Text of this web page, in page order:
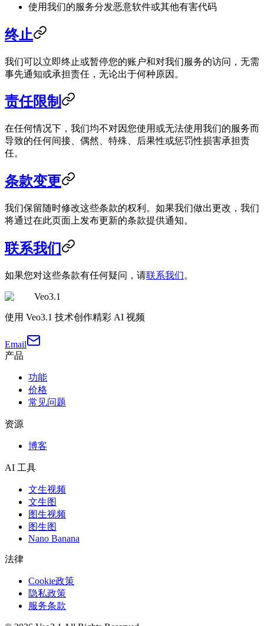
使用我们的服务分发恶意软件或其他有害代码
终止
我们可以立即终止或暂停您的账户和对我们服务的访问，无需
事先通知或承担责任，无论出于何种原因。
责任限制
在任何情况下，我们均不对因您使用或无法使用我们的服务而
导致的任何间接、偶然、特殊、后果性或惩罚性损害承担责
任。
条款变更
我们保留随时修改这些条款的权利。如果我们做出更改，我们
将通过在此页面上发布更新的条款提供通知。
联系我们
如果您对这些条款有任何疑问，请联系我们。
Veo3.1
使用 Veo3.1 技术创作精彩 AI 视频
Email
产品
功能
价格
常见问题
资源
博客
AI 工具
文生视频
文生图
图生视频
图生图
Nano Banana
法律
Cookie政策
隐私政策
服务条款